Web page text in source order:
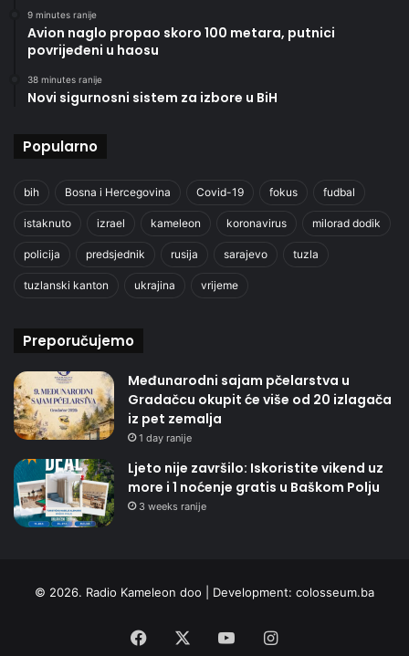
9 minutes ranije
Avion naglo propao skoro 100 metara, putnici
povrijeđeni u haosu
38 minutes ranije
Novi sigurnosni sistem za izbore u BiH
Popularno
bih Bosna i Hercegovina Covid-19 fokus fudbal
istaknuto izrael kameleon koronavirus milorad dodik
policija predsjednik rusija sarajevo tuzla
tuzlanski kanton ukrajina vrijeme
Preporučujemo
Međunarodni sajam pčelarstva u
Gradačcu okupit će više od 20 izlagača
iz pet zemalja
1 day ranije
Ljeto nije završilo: Iskoristite vikend uz
more i 1 noćenje gratis u Baškom Polju
3 weeks ranije
© 2026. Radio Kameleon doo | Development: colosseum.ba
Facebook YouTubeInstagram